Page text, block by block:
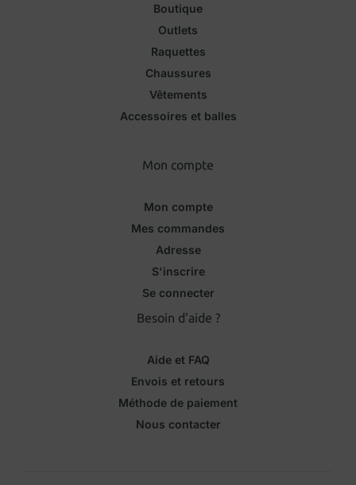
Boutique
Outlets
Raquettes
Chaussures
Vêtements
Accessoires et balles
Mon compte
Mon compte
Mes commandes
Adresse
S'inscrire
Se connecter
Besoin d'aide ?
Aide et FAQ
Envois et retours
Méthode de paiement
Nous contacter